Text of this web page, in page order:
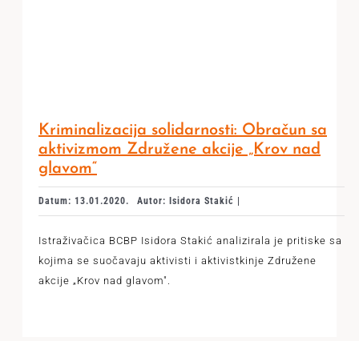
Kriminalizacija solidarnosti: Obračun sa
aktivizmom Združene akcije „Krov nad
glavom“
Datum: 13.01.2020. Autor: Isidora Stakić |
Istraživačica BCBP Isidora Stakić analizirala je pritiske sa
kojima se suočavaju aktivisti i aktivistkinje Združene
akcije „Krov nad glavom".